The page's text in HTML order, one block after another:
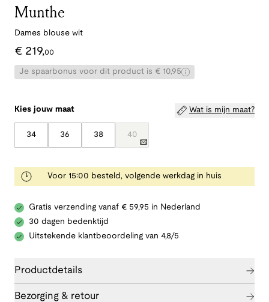
Munthe
Dames blouse wit
€ 219,00
Je spaarbonus voor dit product is € 10,95
Kies jouw maat Wat is mijn maat?
34 36 38 40
Voor 15:00 besteld, volgende werkdag in huis
Gratis verzending vanaf € 59,95 in Nederland
30 dagen bedenktijd
Uitstekende klantbeoordeling van 4,8/5
Productdetails
Bezorging & retour